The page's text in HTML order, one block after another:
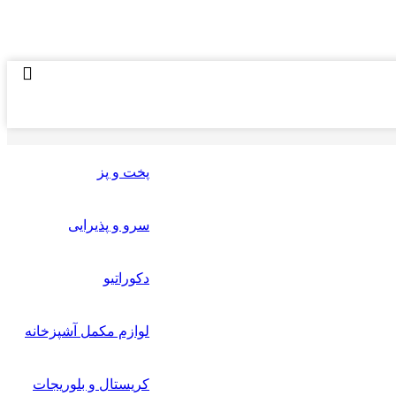
پخت و پز
سرو و پذیرایی
دکوراتیو
لوازم مکمل آشپزخانه
کریستال و بلوریجات